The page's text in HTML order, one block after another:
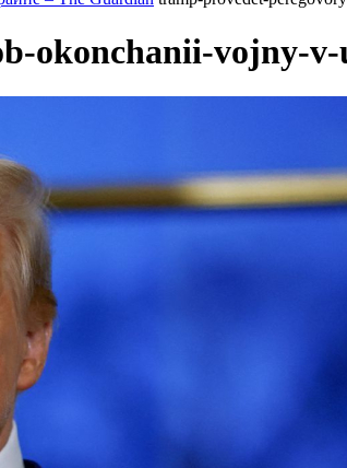
okonchanii-vojny-